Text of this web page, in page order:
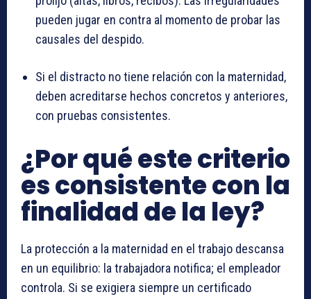
pueden jugar en contra al momento de probar las
causales del despido.
Si el distracto no tiene relación con la maternidad,
deben acreditarse hechos concretos y anteriores,
con pruebas consistentes.
¿Por qué este criterio
es consistente con la
finalidad de la ley?
La protección a la maternidad en el trabajo descansa
en un equilibrio: la trabajadora notifica; el empleador
controla. Si se exigiera siempre un certificado